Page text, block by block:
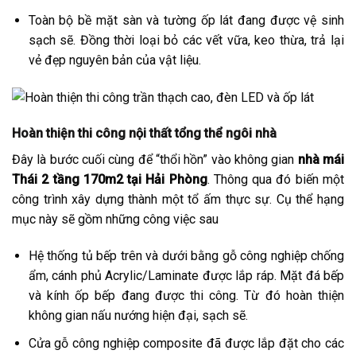
Toàn bộ bề mặt sàn và tường ốp lát đang được vệ sinh
sạch sẽ. Đồng thời loại bỏ các vết vữa, keo thừa, trả lại
vẻ đẹp nguyên bản của vật liệu.
Hoàn thiện thi công nội thất tổng thể ngôi nhà
Đây là bước cuối cùng để “thổi hồn” vào không gian nhà mái
Thái 2 tầng 170m2 tại Hải Phòng. Thông qua đó biến một
công trình xây dựng thành một tổ ấm thực sự. Cụ thể hạng
mục này sẽ gồm những công việc sau
Hệ thống tủ bếp trên và dưới bằng gỗ công nghiệp chống
ẩm, cánh phủ Acrylic/Laminate được lắp ráp. Mặt đá bếp
và kính ốp bếp đang được thi công. Từ đó hoàn thiện
không gian nấu nướng hiện đại, sạch sẽ.
Cửa gỗ công nghiệp composite đã được lắp đặt cho các